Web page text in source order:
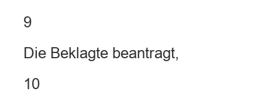
9
Die Beklagte beantragt,
10